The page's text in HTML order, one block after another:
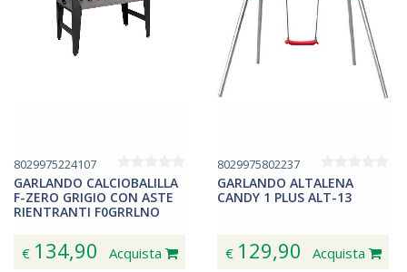
8029975224107
GARLANDO CALCIOBALILLA
F-ZERO GRIGIO CON ASTE
RIENTRANTI F0GRRLNO
€ 134,90 Acquista
8029975802237
GARLANDO ALTALENA
CANDY 1 PLUS ALT-13
€ 129,90 Acquista